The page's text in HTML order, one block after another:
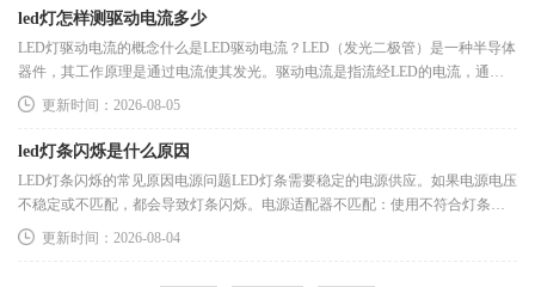
led灯怎样测驱动电流多少
LED灯驱动电流的概念什么是LED驱动电流？LED（发光二极管）是一种半导体
器件，其工作原理是通过电流使其发光。驱动电流是指流经LED的电流，通常
用毫安（mA）来表示。每种LED都有其特
更新时间：2026-08-05
led灯条闪烁是什么原因
LED灯条闪烁的常见原因电源问题LED灯条需要稳定的电源供应。如果电源电压
不稳定或不匹配，都会导致灯条闪烁。电源适配器不匹配：使用不符合灯条规
格的电源适配器，可能导致电流
更新时间：2026-08-04